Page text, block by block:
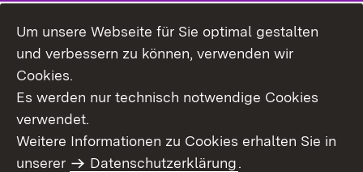
Themenübersicht
Um unsere Webseite für Sie optimal gestalten
und verbessern zu können, verwenden wir
Cookies.
Es werden nur technisch notwendige Cookies
verwendet.
Weitere Informationen zu Cookies erhalten Sie in
unserer
Datenschutzerklärung.